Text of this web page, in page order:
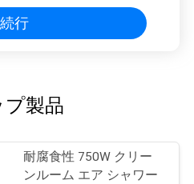
続行
プ製品
耐腐食性 750W クリー
ンルーム エア シャワー